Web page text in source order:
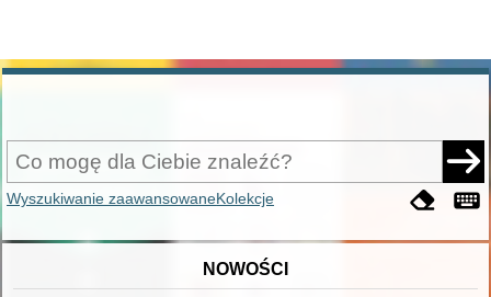
Wyszukiwanie zaawansowaneKolekcje
NOWOŚCI